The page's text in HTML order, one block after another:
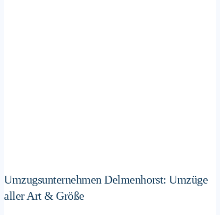
Umzugsunternehmen Delmenhorst: Umzüge
aller Art & Größe